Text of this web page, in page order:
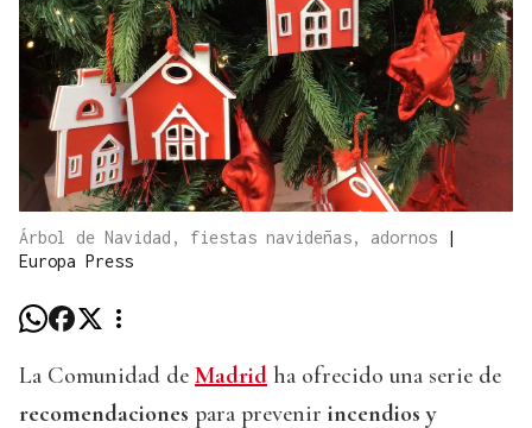
Árbol de Navidad, fiestas navideñas, adornos
|
Europa Press
La Comunidad de Madrid ha ofrecido una serie de
recomendaciones para prevenir incendios y